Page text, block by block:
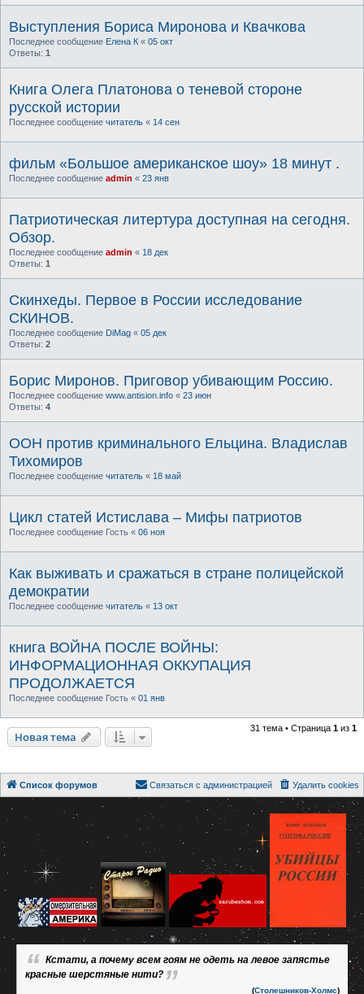
Выступления Бориса Миронова и Квачкова
Последнее сообщение Елена К « 05 окт
Ответы: 1
Книга Олега Платонова о теневой стороне
русской истории
Последнее сообщение читатель « 14 сен
фильм «Большое американское шоу» 18 минут .
Последнее сообщение admin « 23 янв
Патриотическая литертура доступная на сегодня.
Обзор.
Последнее сообщение admin « 18 дек
Ответы: 1
Скинхеды. Первое в России исследование
СКИНОВ.
Последнее сообщение DiMag « 05 дек
Ответы: 2
Борис Миронов. Приговор убивающим Россию.
Последнее сообщение www.antision.info « 23 июн
Ответы: 4
ООН против криминального Ельцина. Владислав
Тихомиров
Последнее сообщение читатель « 18 май
Цикл статей Истислава – Мифы патриотов
Последнее сообщение Гость « 06 ноя
Как выживать и сражаться в стране полицейской
демократии
Последнее сообщение читатель « 13 окт
книга ВОЙНА ПОСЛЕ ВОЙНЫ:
ИНФОРМАЦИОННАЯ ОККУПАЦИЯ
ПРОДОЛЖАЕТСЯ
Последнее сообщение Гость « 01 янв
Новая тема
31 тема • Страница 1 из 1
Список форумов Удалить cookies
Связаться с администрацией
Кстати, а почему всем гоям не одеть на левое запястье
красные шерстяные нити?
(Столешников-Холмс)